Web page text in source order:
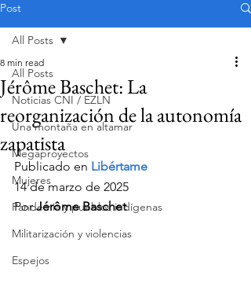
Post
All Posts
Noticias CNI / EZLN
Una montaña en altamar
Megaproyectos
Mujeres
Pandemia y pueblos indígenas
Militarización y violencias
Espejos
All Posts
Jérôme Baschet: La
reorganización de la autonomía
zapatista
8 min read
Publicado en Libértame
14 de marzo de 2025
Por Jérôme Baschet